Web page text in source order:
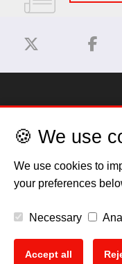
🍪 We use
We use cookies to
your preferences
Necessary
Accept all